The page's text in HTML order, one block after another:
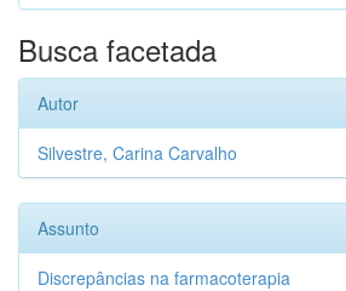
Busca facetada
Autor
Silvestre, Carina Carvalho
Assunto
Discrepâncias na farmacoterapia